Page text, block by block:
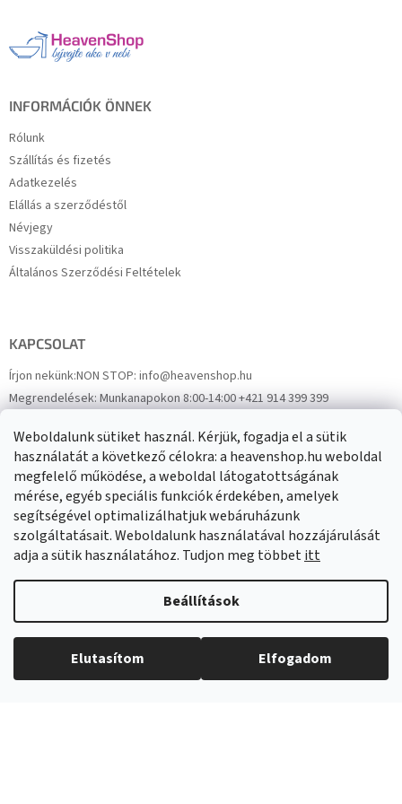
Weboldalunk sütiket használ. Kérjük, fogadja el a sütik
használatát a következő célokra: a heavenshop.hu weboldal
megfelelő működése, a weboldal látogatottságának
mérése, egyéb speciális funkciók érdekében, amelyek
segítségével optimalizálhatjuk webáruházunk
szolgáltatásait. Weboldalunk használatával hozzájárulását
adja a sütik használatához. Tudjon meg többetitt
Beállítások
Elutasítom Elfogadom
INFORMÁCIÓK ÖNNEK
Rólunk
Szállítás és fizetés
Adatkezelés
Elállás a szerződéstől
Névjegy
Visszaküldési politika
Általános Szerződési Feltételek
KAPCSOLAT
Írjon nekünk:NON STOP: info@heavenshop.hu
Megrendelések:Munkanapokon 8:00-14:00 +421 914 399 399
FacebookHeavenShop.sk
Eredményeink